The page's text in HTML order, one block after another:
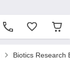
Biotics Research